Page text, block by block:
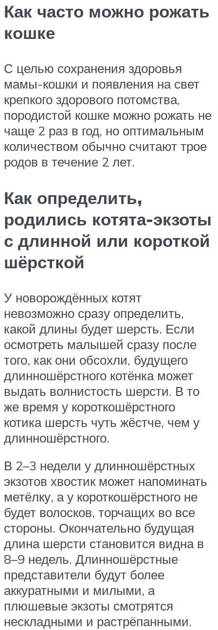
Как часто можно рожать
кошке
С целью сохранения здоровья
мамы-кошки и появления на свет
крепкого здорового потомства,
породистой кошке можно рожать не
чаще 2 раз в год, но оптимальным
количеством обычно считают трое
родов в течение 2 лет.
Как определить,
родились котята-экзоты
с длинной или короткой
шёрсткой
У новорождённых котят
невозможно сразу определить,
какой длины будет шерсть. Если
осмотреть малышей сразу после
того, как они обсохли, будущего
длинношёрстного котёнка может
выдать волнистость шерсти. В то
же время у короткошёрстного
котика шерсть чуть жёстче, чем у
длинношёрстного.
В 2–3 недели у длинношёрстных
экзотов хвостик может напоминать
метёлку, а у короткошёрстного не
будет волосков, торчащих во все
стороны. Окончательно будущая
длина шерсти становится видна в
8–9 недель. Длинношёрстные
представители будут более
аккуратными и милыми, а
плюшевые экзоты смотрятся
нескладными и растрёпанными.